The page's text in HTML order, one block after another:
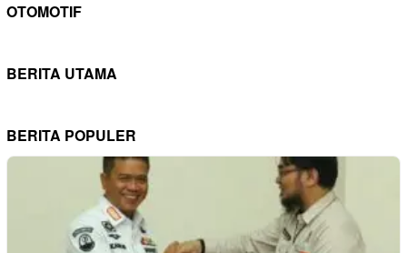
OTOMOTIF
BERITA UTAMA
BERITA POPULER